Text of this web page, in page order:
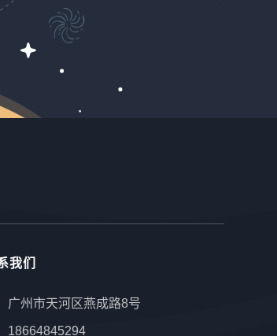
字搜索量，更应结合AI技术和大数据
索背后的潜在动机。例如，人工智
分类不同地区、不同人群的搜
我们
广州市天河区燕成路8号
18664845294